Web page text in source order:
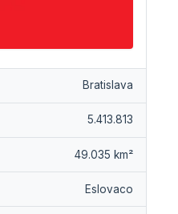
Bratislava
5.413.813
49.035 km²
Eslovaco